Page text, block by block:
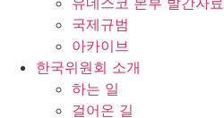
국제규범
아카이브
한국위원회 소개
하는 일
걸어온 길